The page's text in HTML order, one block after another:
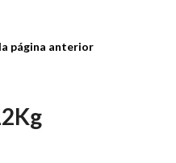
página anterior